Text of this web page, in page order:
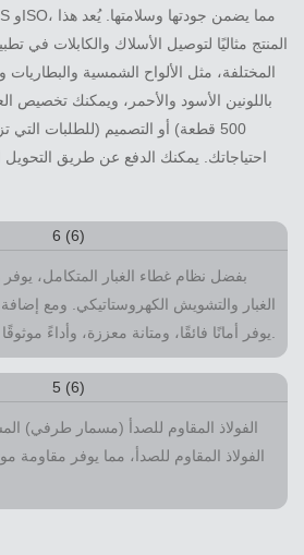
المنتج مثاليًا لتوصيل الأسلاك والكابلات في
المختلفة، مثل الألواح الشمسية
باللونين الأسود والأحمر، ويمكنك تخصيص
احتياجاتك. يمكنك الدفع عن طريق التحويل
بفضل نظام غطاء الغبار المتكامل،
الغبار والتشويش الكهروستاتيكي. ومع
يوفر أمانًا فائقًا، ومتانة معززة، وأداءً موثوقًا حتى في أصعب الظروف.
الفولاذ المقاوم للصدأ (مسمار طرفي)
الفولاذ المقاوم للصدأ، مما يوفر مقاومة